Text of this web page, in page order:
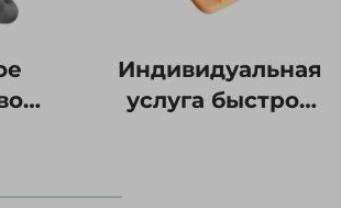
Индивидуальная
услуга быстрой